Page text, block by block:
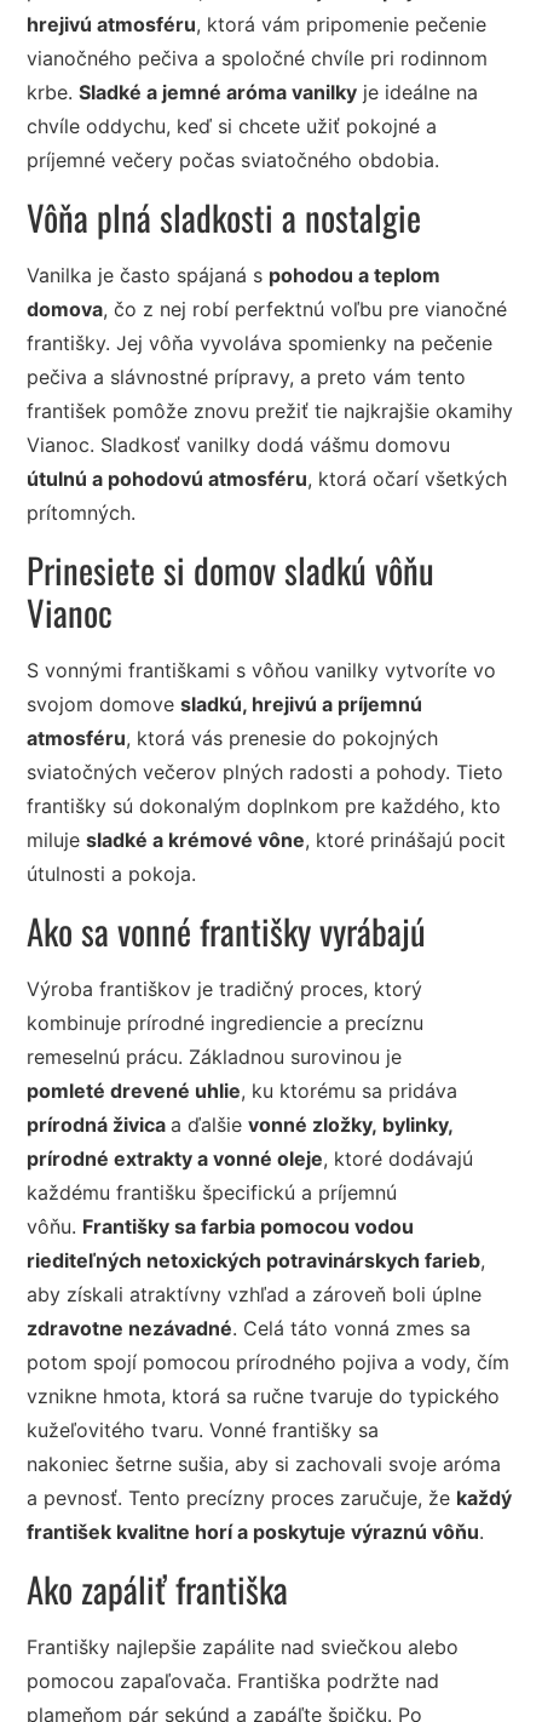
hrejivú atmosféru, ktorá vám pripomenie pečenie
vianočného pečiva a spoločné chvíle pri rodinnom
krbe.Sladké a jemné aróma vanilky je ideálne na
chvíle oddychu, keď si chcete užiť pokojné a
príjemné večery počas sviatočného obdobia.
Vôňa plná sladkosti a nostalgie
Vanilka je často spájaná s pohodou a teplom
domova, čo z nej robí perfektnú voľbu pre vianočné
františky. Jej vôňa vyvoláva spomienky na pečenie
pečiva a slávnostné prípravy, a preto vám tento
františek pomôže znovu prežiť tie najkrajšie okamihy
Vianoc. Sladkosť vanilky dodá vášmu domovu
útulnú a pohodovú atmosféru, ktorá očarí všetkých
prítomných.
Prinesiete si domov sladkú vôňu
Vianoc
S vonnými františkami s vôňou vanilky vytvoríte vo
svojom domovesladkú, hrejivú a príjemnú
atmosféru, ktorá vás prenesie do pokojných
sviatočných večerov plných radosti a pohody. Tieto
františky sú dokonalým doplnkom pre každého, kto
milujesladké a krémové vône, ktoré prinášajú pocit
útulnosti a pokoja.
Ako sa vonné františky vyrábajú
Výroba františkov je tradičný proces, ktorý
kombinuje prírodné ingrediencie a precíznu
remeselnú prácu. Základnou surovinou je
pomleté drevené uhlie, ku ktorému sa pridáva
prírodná živicaa ďalšievonné zložky, bylinky,
prírodné extrakty a vonné oleje, ktoré dodávajú
každému františku špecifickú a príjemnú
vôňu. Františky sa farbia pomocou vodou
riediteľných netoxických potravinárskych farieb,
aby získali atraktívny vzhľad a zároveň boli úplne
zdravotne nezávadné. Celá táto vonná zmes sa
potom spojí pomocou prírodného pojiva a vody, čím
vznikne hmota, ktorá sa ručne tvaruje do typického
kužeľovitého tvaru. Vonné františky sa
nakoniec šetrne sušia, aby si zachovali svoje aróma
a pevnosť. Tento precízny proces zaručuje, že každý
františek kvalitne horí a poskytuje výraznú vôňu.
Ako zapáliť františka
Františky najlepšie zapálite nad sviečkou alebo
pomocou zapaľovača. Františka podržte nad
plameňom pár sekúnd a zapáľte špičku. Po